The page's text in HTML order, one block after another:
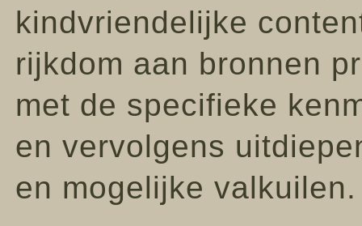
kindvriendelijke
rijkdom aan bronnen
met de specifieke
en vervolgens
en mogelijke valkuilen.